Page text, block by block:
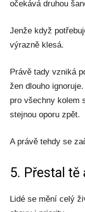
očekává druhou
Jenže když
výrazně klesá.
Právě tady vzniká
žen dlouho
pro všechny kolem
stejnou oporu zpět.
A právě tehdy se
5. Přestal tě
Lidé se mění celý